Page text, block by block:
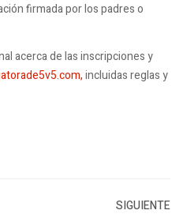
firmada por los padres o
acerca de las inscripciones y
incluidas reglas y
SIGUIENTE